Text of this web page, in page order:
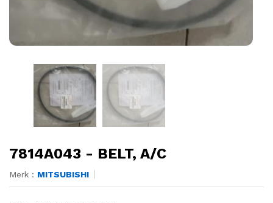
7814A043 - BELT, A/C
Merk : MITSUBISHI